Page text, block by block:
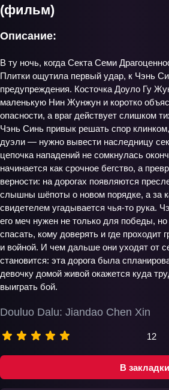
В закладки
(фильм)
Douluo Dalu: Jiandao Chen Xin
12
Описание:
В ту ночь, когда Секта Семи
Плитки ощутила первый удар, к Чэнь
предупреждения. Косточка Доуло Гу
маленькую Нин Жунжун и коротко
опасности, а враг действует слишком
Чэнь Синь привык решать спор
дуэли — нужно вывести наследницу
цепочка нападений не сомкнулась
начинается как срочное бегство, а
верности: на дорогах появляются
слышны шёпоты о новом порядке, а за
свидетелем угадывается чья‑то рука.
его меч нужен не только для победы,
спасать, кому доверять и где проходит
и войной. И чем дальше они уходят от
становится: эта дорога была
девочку домой живой окажется куда
выиграть бой.